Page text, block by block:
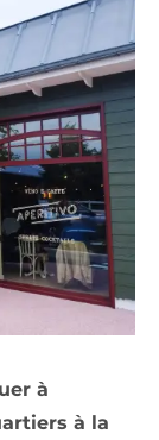
à
à la